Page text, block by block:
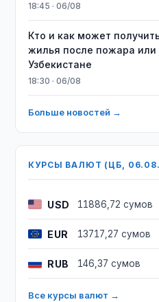
18:45 · 06/08
Кто и как может
жилья после пожара или
Узбекистане
18:30 · 06/08
Больше новостей →
КУРСЫ ВАЛЮТ (ЦБ,
USD 11886,72 сумов
EUR 13717,27 сумов
RUB 146,37 сумов
Все курсы валют →